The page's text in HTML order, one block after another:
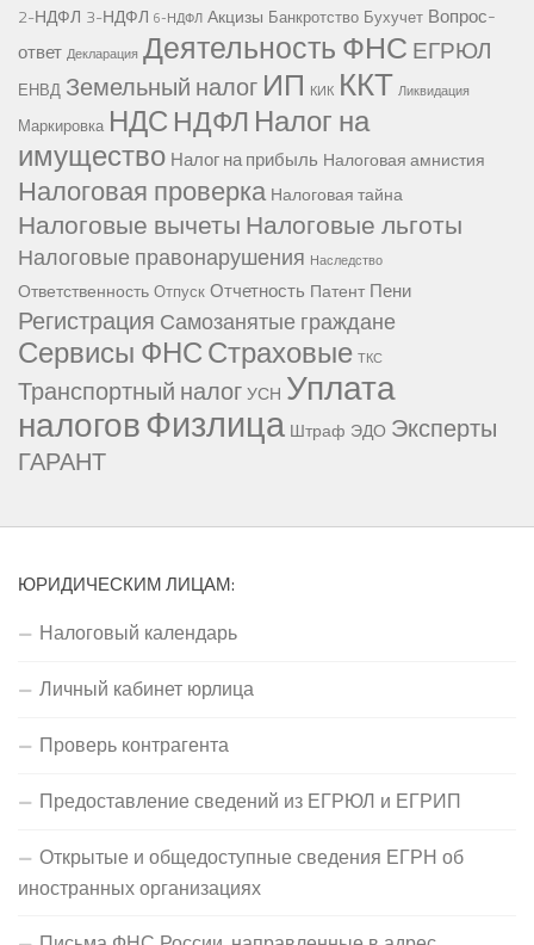
2-НДФЛ 3-НДФЛ 6-НДФЛ Акцизы Банкротство Бухучет Вопрос-
ответ Декларация Деятельность ФНС ЕГРЮЛ
ЕНВД Земельный налог ИП КИК ККТ Ликвидация
Маркировка НДС НДФЛ Налог на
имущество Налог на прибыль Налоговая амнистия
Налоговая проверка Налоговая тайна
Налоговые вычетыНалоговые льготы
Налоговые правонарушения Наследство
Ответственность Отпуск Отчетность Патент Пени
Регистрация Самозанятые граждане
Сервисы ФНССтраховые ТКС
Транспортный налогУСН Уплата
налоговФизлица Штраф ЭДО Эксперты
ГАРАНТ
ЮРИДИЧЕСКИМ ЛИЦАМ:
Налоговый календарь
Личный кабинет юрлица
Проверь контрагента
Предоставление сведений из ЕГРЮЛ и ЕГРИП
Открытые и общедоступные сведения ЕГРН об
иностранных организациях